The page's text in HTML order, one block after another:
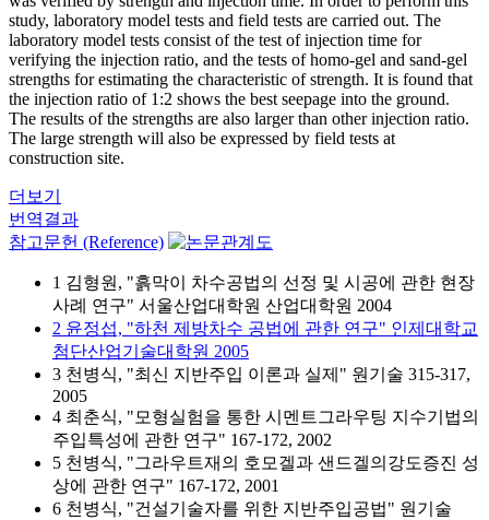
study, laboratory model tests and field tests are carried out. The
laboratory model tests consist of the test of injection time for
verifying the injection ratio, and the tests of homo-gel and sand-gel
strengths for estimating the characteristic of strength. It is found that
the injection ratio of 1:2 shows the best seepage into the ground.
The results of the strengths are also larger than other injection ratio.
The large strength will also be expressed by field tests at
construction site.
더보기
번역결과
참고문헌 (Reference)
1 김형원, "흙막이 차수공법의 선정 및 시공에 관한 현장
사례 연구" 서울산업대학원 산업대학원 2004
2 윤정섭, "하천 제방차수 공법에 관한 연구" 인제대학교
첨단산업기술대학원 2005
3 천병식, "최신 지반주입 이론과 실제" 원기술 315-317,
2005
4 최춘식, "모형실험을 통한 시멘트그라우팅 지수기법의
주입특성에 관한 연구" 167-172, 2002
5 천병식, "그라우트재의 호모겔과 샌드겔의강도증진 성
상에 관한 연구" 167-172, 2001
6 천병식, "건설기술자를 위한 지반주입공법" 원기술